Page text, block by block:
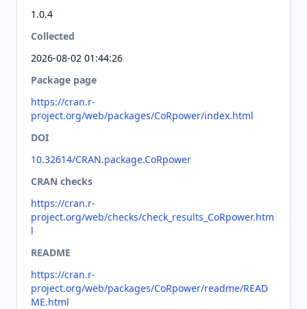
1.0.4
Collected
2026-08-02 01:44:26
Package page
https://cran.r-
project.org/web/packages/CoRpower/index.html
DOI
10.32614/CRAN.package.CoRpower
CRAN checks
https://cran.r-
project.org/web/checks/check_results_CoRpower.htm
l
README
https://cran.r-
project.org/web/packages/CoRpower/readme/READ
ME.html